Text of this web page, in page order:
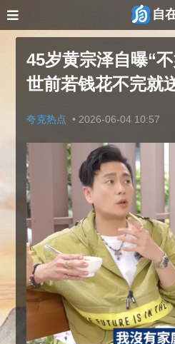
自
45岁黄宗泽自曝“
世前若钱花不完就
夸克热点 • 2026-06-04 10:57